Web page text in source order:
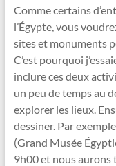
Comme certains
l’Égypte, vous
sites et monuments
C’est pourquoi
inclure ces deux
un peu de temps au
explorer les lieux.
dessiner. Par
(Grand Musée
9h00 et nous aurons